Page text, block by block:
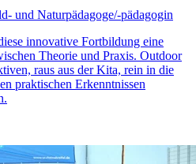
und Naturpädagoge/-pädagogin
innovative Fortbildung eine
Theorie und Praxis. Outdoor
raus aus der Kita, rein in die
praktischen Erkenntnissen